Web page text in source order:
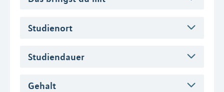
Studienort
Studiendauer
Gehalt